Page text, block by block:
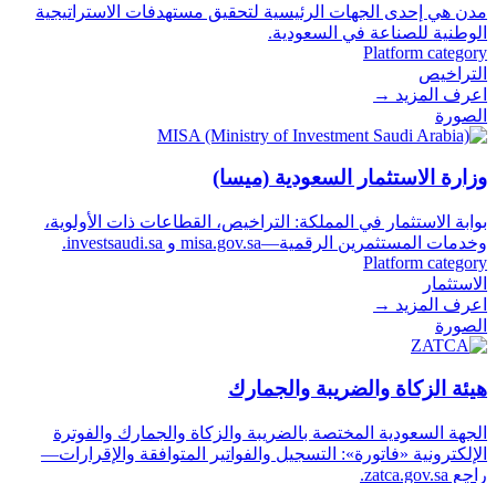
مدن هي إحدى الجهات الرئيسية لتحقيق مستهدفات الاستراتيجية
الوطنية للصناعة في السعودية.
Platform category
التراخيص
اعرف المزيد →
الصورة
وزارة الاستثمار السعودية (ميسا)
بوابة الاستثمار في المملكة: التراخيص، القطاعات ذات الأولوية،
وخدمات المستثمرين الرقمية—misa.gov.sa و investsaudi.sa.
Platform category
الاستثمار
اعرف المزيد →
الصورة
هيئة الزكاة والضريبة والجمارك
الجهة السعودية المختصة بالضريبة والزكاة والجمارك والفوترة
الإلكترونية «فاتورة»: التسجيل والفواتير المتوافقة والإقرارات—
راجع zatca.gov.sa.